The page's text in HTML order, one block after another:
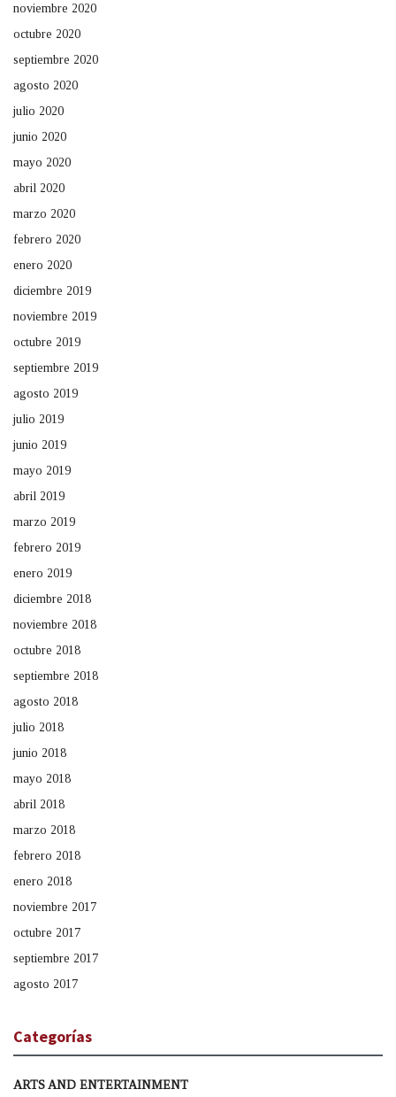
noviembre 2020
octubre 2020
septiembre 2020
agosto 2020
julio 2020
junio 2020
mayo 2020
abril 2020
marzo 2020
febrero 2020
enero 2020
diciembre 2019
noviembre 2019
octubre 2019
septiembre 2019
agosto 2019
julio 2019
junio 2019
mayo 2019
abril 2019
marzo 2019
febrero 2019
enero 2019
diciembre 2018
noviembre 2018
octubre 2018
septiembre 2018
agosto 2018
julio 2018
junio 2018
mayo 2018
abril 2018
marzo 2018
febrero 2018
enero 2018
noviembre 2017
octubre 2017
septiembre 2017
agosto 2017
Categorías
ARTS AND ENTERTAINMENT